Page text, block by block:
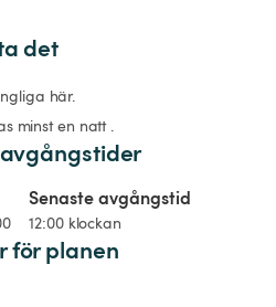
det
här.
minst en natt .
Senaste avgångstid
12:00 klockan
för planen